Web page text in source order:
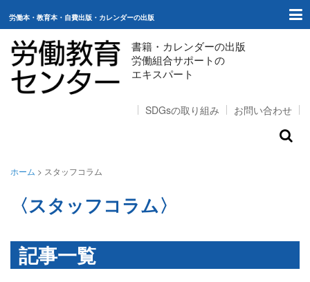
労働本・教育本・自費出版・カレンダーの出版
書籍・カレンダーの出版
労働組合サポートの
エキスパート
SDGsの取り組み お問い合わせ
ホーム
出版（ご購入）
労働組合サポート
ホーム > スタッフコラム
〈スタッフコラム〉
記事一覧